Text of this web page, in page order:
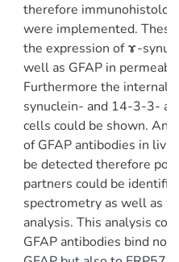
therefore
were implemented.
the expression of ɤ-
well as GFAP in
Furthermore the
synuclein- and 14-3-3-
cells could be shown. An
of GFAP antibodies in
be detected therefore
partners could be
spectrometry as well as
analysis. This analysis
GFAP antibodies bind not